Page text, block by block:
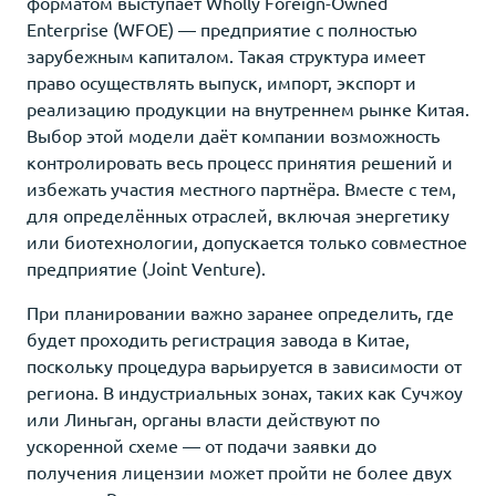
Enterprise (WFOE) — предприятие с полностью
зарубежным капиталом. Такая структура имеет
право осуществлять выпуск, импорт, экспорт и
реализацию продукции на внутреннем рынке Китая.
Выбор этой модели даёт компании возможность
контролировать весь процесс принятия решений и
избежать участия местного партнёра. Вместе с тем,
для определённых отраслей, включая энергетику
или биотехнологии, допускается только совместное
предприятие (Joint Venture).
При планировании важно заранее определить, где
будет проходить регистрация завода в Китае,
поскольку процедура варьируется в зависимости от
региона. В индустриальных зонах, таких как Сучжоу
или Линьган, органы власти действуют по
ускоренной схеме — от подачи заявки до
получения лицензии может пройти не более двух